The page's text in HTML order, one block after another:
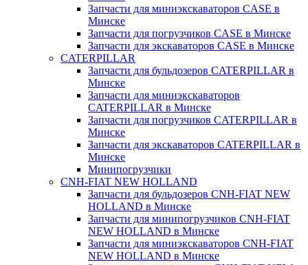
Запчасти для миниэкскаваторов CASE в
Минске
Запчасти для погрузчиков CASE в Минске
Запчасти для экскаваторов CASE в Минске
CATERPILLAR
Запчасти для бульдозеров CATERPILLAR в
Минске
Запчасти для миниэкскаваторов
CATERPILLAR в Минске
Запчасти для погрузчиков CATERPILLAR в
Минске
Запчасти для экскаваторов CATERPILLAR в
Минскe
Минипогрузчики
CNH-FIAT NEW HOLLAND
Запчасти для бульдозеров CNH-FIAT NEW
HOLLAND в Минске
Запчасти для минипогрузчиков CNH-FIAT
NEW HOLLAND в Минске
Запчасти для миниэкскаваторов CNH-FIAT
NEW HOLLAND в Минске